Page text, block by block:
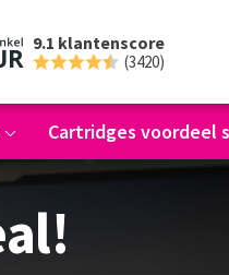
9.1 klantenscore
(3420)
Cartridges voordeel